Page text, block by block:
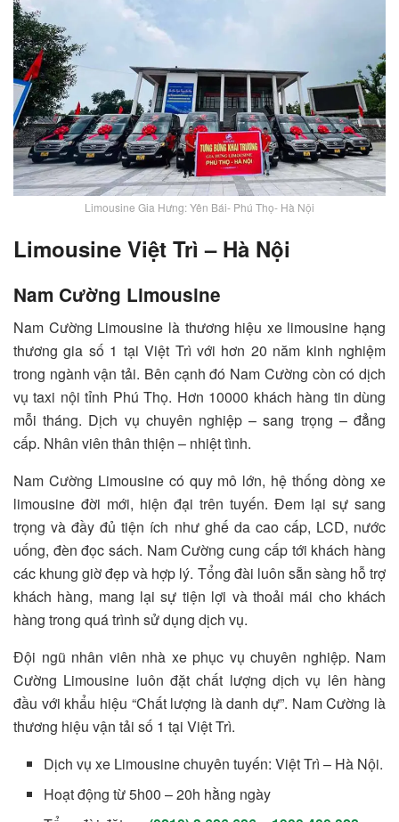
Limousine Gia Hưng: Yên Bái- Phú Thọ- Hà Nội
Limousine Việt Trì – Hà Nội
Nam Cường Limousine
Nam Cường Limousine là thương hiệu xe limousine hạng
thương gia số 1 tại Việt Trì với hơn 20 năm kinh nghiệm
trong ngành vận tải. Bên cạnh đó Nam Cường còn có dịch
vụ taxi nội tỉnh Phú Thọ. Hơn 10000 khách hàng tin dùng
mỗi tháng. Dịch vụ chuyên nghiệp – sang trọng – đẳng
cấp. Nhân viên thân thiện – nhiệt tình.
Nam Cường Limousine có quy mô lớn, hệ thống dòng xe
limousine đời mới, hiện đại trên tuyến. Đem lại sự sang
trọng và đầy đủ tiện ích như ghế da cao cấp, LCD, nước
uống, đèn đọc sách. Nam Cường cung cấp tới khách hàng
các khung giờ đẹp và hợp lý. Tổng đài luôn sẵn sàng hỗ trợ
khách hàng, mang lại sự tiện lợi và thoải mái cho khách
hàng trong quá trình sử dụng dịch vụ.
Đội ngũ nhân viên nhà xe phục vụ chuyên nghiệp. Nam
Cường Limousine luôn đặt chất lượng dịch vụ lên hàng
đầu với khẩu hiệu “Chất lượng là danh dự”. Nam Cường là
thương hiệu vận tải số 1 tại Việt Trì.
Dịch vụ xe Limousine chuyên tuyến: Việt Trì – Hà Nội.
Hoạt động từ 5h00 – 20h hằng ngày